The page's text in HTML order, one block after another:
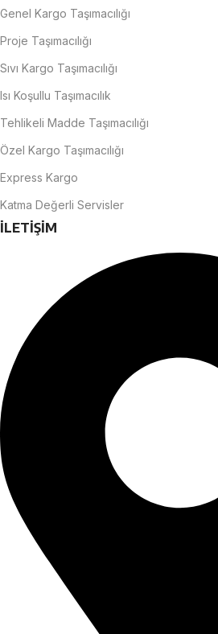
Genel Kargo Taşımacılığı
Proje Taşımacılığı
Sıvı Kargo Taşımacılığı
Isı Koşullu Taşımacılık
Tehlikeli Madde Taşımacılığı
Özel Kargo Taşımacılığı
Express Kargo
Katma Değerli Servisler
İLETİŞİM